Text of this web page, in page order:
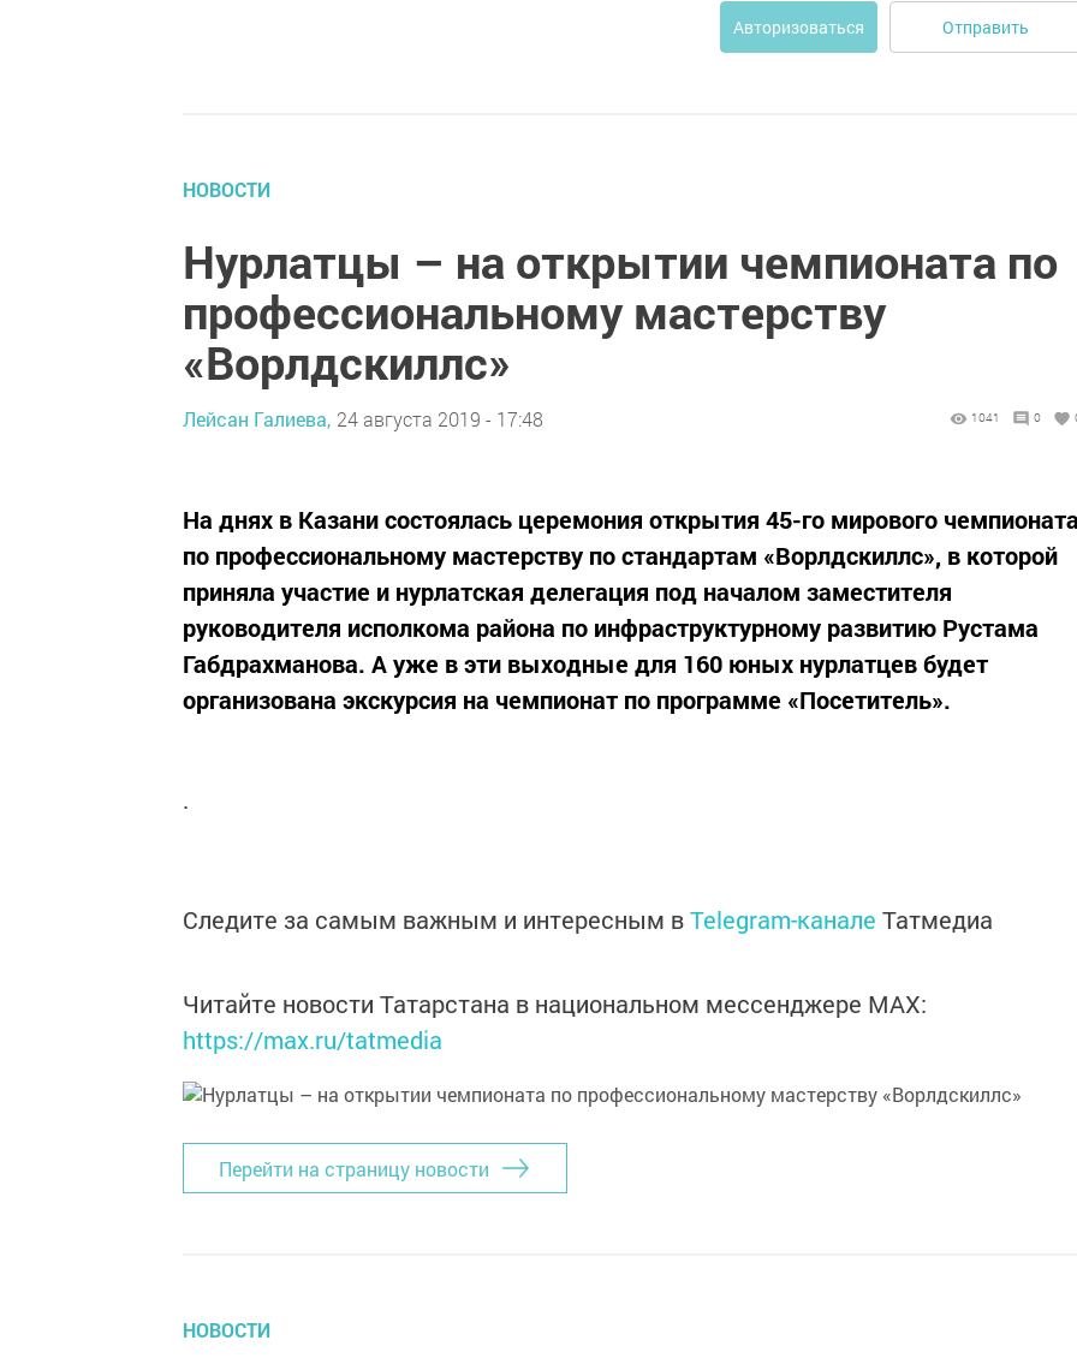
Авторизоваться Отправить
НОВОСТИ
Нурлатцы – на открытии чемпионата по
профессиональному мастерству
«Ворлдскиллс»
Лейсан Галиева, 24 августа 2019 - 17:48 1041 0
На днях в Казани состоялась церемония открытия 45-го мирового
по профессиональному мастерству по стандартам «Ворлдскиллс», в которой
приняла участие и нурлатская делегация под началом заместителя
руководителя исполкома района по инфраструктурному развитию Рустама
Габдрахманова. А уже в эти выходные для 160 юных нурлатцев будет
организована экскурсия на чемпионат по программе «Посетитель».
.
Следите за самым важным и интересным вTelegram-канале Татмедиа
Читайте новости Татарстана в национальном мессенджере MАХ:
https://max.ru/tatmedia
Перейти на страницу новости
НОВОСТИ